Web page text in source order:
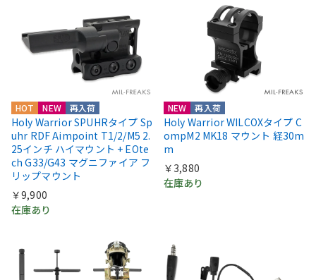
HOT NEW 再入荷
Holy Warrior SPUHRタイプ Sp
uhr RDF Aimpoint T1/2/M5 2.
25インチ ハイマウント + EOte
ch G33/G43 マグニファイア フ
リップマウント
￥9,900
在庫あり
NEW 再入荷
Holy Warrior WILCOXタイプ C
ompM2 MK18 マウント 経30m
m
￥3,880
在庫あり